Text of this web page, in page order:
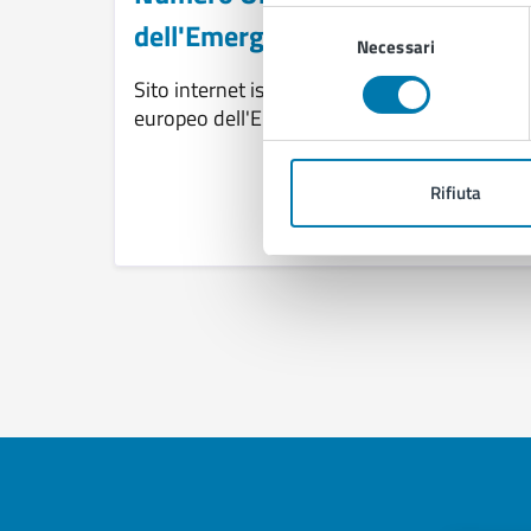
del
Necessari
Rifiuta
dell'Emergenza - 112
Sito internet istituzionale del Numero Unico
europeo dell'Emergenza -112